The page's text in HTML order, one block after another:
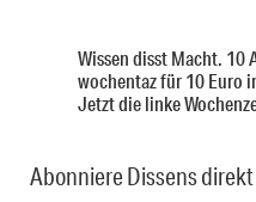
Wissen disst Macht. 10
wochentaz für 10 Euro
Jetzt die linke
Abonniere Dissens